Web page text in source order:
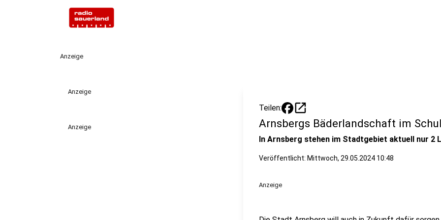
Anzeige
Anzeige
Anzeige
Teilen: open_in_new
Arnsbergs Bäderlandschaft im
In Arnsberg stehen im Stadtgebiet aktuell nur 2
Veröffentlicht: Mittwoch, 29.05.2024 10:48
Anzeige